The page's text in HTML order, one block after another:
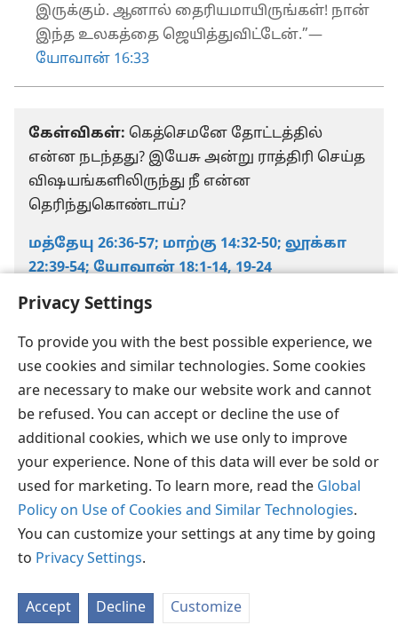
Privacy Settings
To provide you with the best possible experience, we
use cookies and similar technologies. Some cookies
are necessary to make our website work and cannot
be refused. You can accept or decline the use of
additional cookies, which we use only to improve
your experience. None of this data will ever be sold or
used for marketing. To learn more, read the Global
Policy on Use of Cookies and Similar Technologies.
You can customize your settings at any time by going
to Privacy Settings.
Accept Decline Customize
இருக்கும். ஆனால் தைரியமாயிருங்கள்! நான்
இந்த உலகத்தை ஜெயித்துவிட்டேன்.”—
யோவான் 16:33
கேள்விகள்: கெத்செமனே தோட்டத்தில்
என்ன நடந்தது? இயேசு அன்று ராத்திரி செய்த
விஷயங்களிலிருந்து நீ என்ன
தெரிந்துகொண்டாய்?
மத்தேயு 26:36-57; மாற்கு 14:32-50; லூக்கா
22:39-54; யோவான் 18:1-14, 19-24
தமிழ் பகிரவும்
விருப்பங்கள்
Copyright
© 2026 Watch Tower Bible and Tract Society of Pennsylvania
ப்ரைவசி செட்டிங்
உள்நுழையவும்